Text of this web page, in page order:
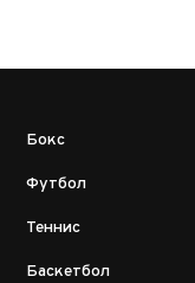
Бокс
Футбол
Теннис
Баскетбол